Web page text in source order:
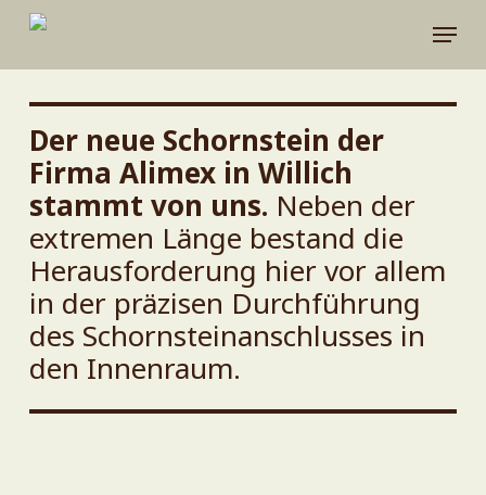
Skip
main
Menu
Der neue Schornstein der
Firma Alimex in Willich
stammt von uns. Neben der
extremen Länge bestand die
Herausforderung hier vor allem
in der präzisen Durchführung
des Schornsteinanschlusses in
den Innenraum.